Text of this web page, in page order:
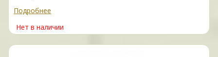
Подробнее
Нет в наличии